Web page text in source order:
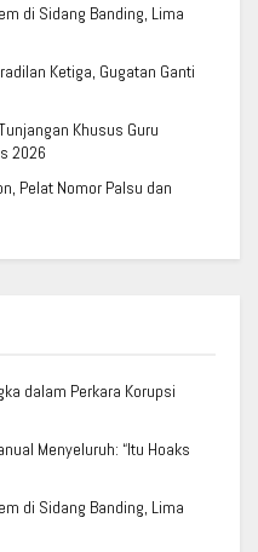
di Sidang Banding, Lima
Ketiga, Gugatan Ganti
Khusus Guru
2026
Pelat Nomor Palsu dan
dalam Perkara Korupsi
Menyeluruh: “Itu Hoaks
di Sidang Banding, Lima